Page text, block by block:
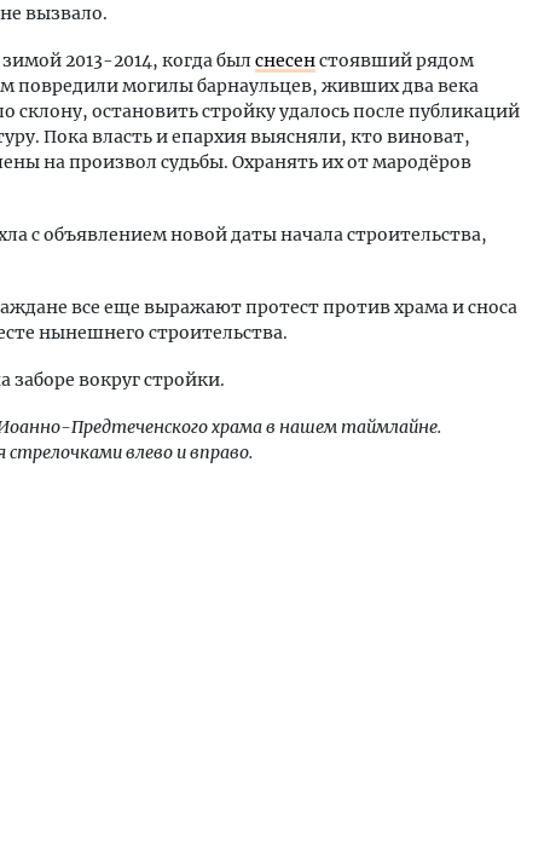
вызвало.
2013-2014, когда былснесенстоявший рядом
повредили могилы барнаульцев, живших два века
склону, остановить стройку удалось после публикаций
Пока власть и епархия выясняли, кто виноват,
на произвол судьбы. Охранять их от мародёров
с объявлением новой даты начала строительства,
все еще выражают протест против храма и сноса
нынешнего строительства.
заборе вокруг стройки.
Предтеченского храма в нашем таймлайне.
влево и вправо.